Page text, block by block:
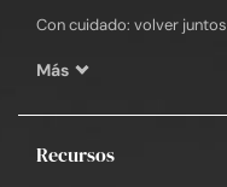
Con cuidado: volver
Más
Recursos